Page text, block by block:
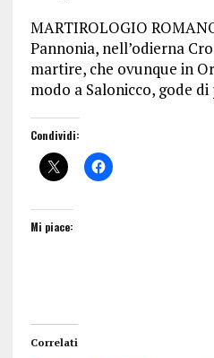
MARTIROLOGIO
Pannonia, nell’odierna
martire, che ovunque in
modo a Salonicco, gode
Condividi:
Mi piace:
Correlati